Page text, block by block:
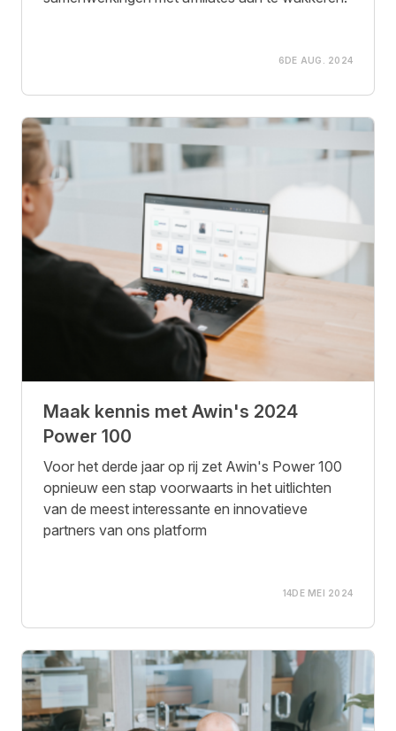
6DE AUG. 2024
Maak kennis met Awin's 2024
Power 100
Voor het derde jaar op rij zet Awin's Power 100
opnieuw een stap voorwaarts in het uitlichten
van de meest interessante en innovatieve
partners van ons platform
14DE MEI 2024